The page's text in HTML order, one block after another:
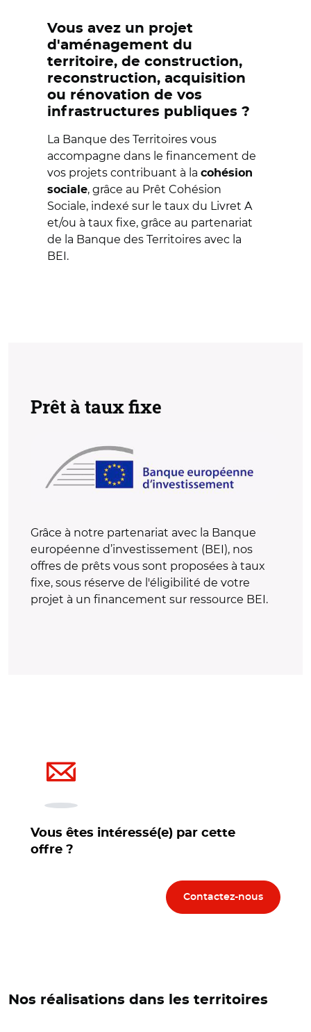
Vous avez un projet
d'aménagement du
territoire, de construction,
reconstruction, acquisition
ou rénovation de vos
infrastructures publiques ?
La Banque des Territoires vous
accompagne dans le financement de
vos projets contribuant à la cohésion
sociale, grâce au Prêt Cohésion
Sociale, indexé sur le taux du Livret A
et/ou à taux fixe, grâce au partenariat
de la Banque des Territoires avec la
BEI.
Prêt à taux fixe
Grâce à notre partenariat avec la Banque
européenne d’investissement (BEI), nos
offres de prêts vous sont proposées à taux
fixe, sous réserve de l'éligibilité de votre
projet à un financement sur ressource BEI.
Vous êtes intéressé(e) par cette
offre ?
Contactez-nous
Nos réalisations dans les territoires